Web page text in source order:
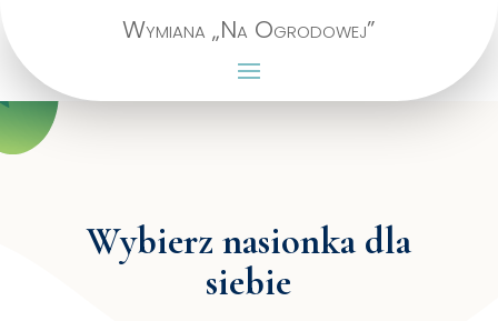
Wymiana „Na Ogrodowej”
Wybierz nasionka dla
siebie